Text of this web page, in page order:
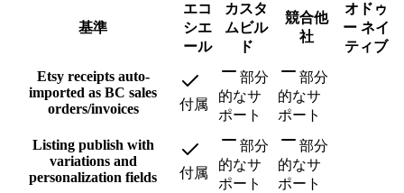
基準
エコ
シエ
ール
カスタ
ムビル
ド
競合他
社
オドゥ
ー ネイ
ティブ
Etsy receipts auto-
imported as BC sales
orders/invoices
付属
部分
的なサ
ポート
部分
的なサ
ポート
Listing publish with
variations and
personalization fields
付属
部分
的なサ
ポート
部分
的なサ
ポート